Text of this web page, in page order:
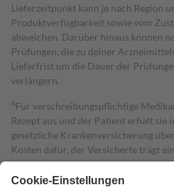
Lieferzeitpunkt kann je nach Region
Produktverfügbarkeit sowie vom
abweichen. Darüber hinaus können
Prüfungen, die zu deiner
Lieferfrist um die Dauer der
verlängern.
4Für verschreibungspflichtige
Rezept aus und der Patient erhält sie
gesetzliche Krankenversicherung
Kosten dafür, der Versicherte trägt
mit.
Grundsätzlich leisten Mitglieder